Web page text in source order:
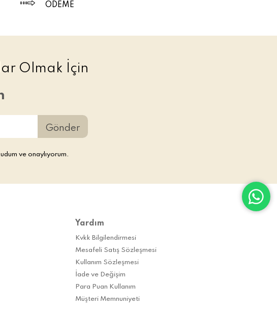
ÖDEME
Olmak İçin
Gönder
ve onaylıyorum.
Yardım
Kvkk Bilgilendirmesi
Mesafeli Satış Sözleşmesi
Kullanım Sözleşmesi
İade ve Değişim
Para Puan Kullanım
Müşteri Memnuniyeti